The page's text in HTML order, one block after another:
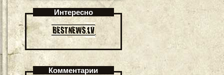
Интересно
Комментарии